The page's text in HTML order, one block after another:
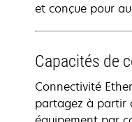
et conçue pour
Capacités de
Connectivité
partagez à partir